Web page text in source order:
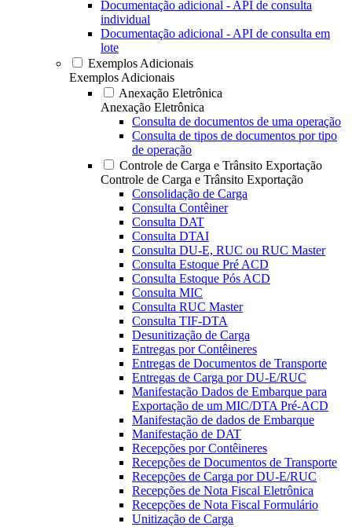
Documentação adicional - API de consulta
individual
Documentação adicional - API de consulta em
lote
Exemplos Adicionais
Exemplos Adicionais
Anexação Eletrônica
Anexação Eletrônica
Consulta de documentos de uma operação
Consulta de tipos de documentos por tipo
de operação
Controle de Carga e Trânsito Exportação
Controle de Carga e Trânsito Exportação
Consolidação de Carga
Consulta Contêiner
Consulta DAT
Consulta DTAI
Consulta DU-E, RUC ou RUC Master
Consulta Estoque Pré ACD
Consulta Estoque Pós ACD
Consulta MIC
Consulta RUC Master
Consulta TIF-DTA
Desunitização de Carga
Entregas por Contêineres
Entregas de Documentos de Transporte
Entregas de Carga por DU-E/RUC
Manifestação Dados de Embarque para
Exportação de um MIC/DTA Pré-ACD
Manifestação de dados de Embarque
Manifestação de DAT
Recepções por Contêineres
Recepções de Documentos de Transporte
Recepções de Carga por DU-E/RUC
Recepções de Nota Fiscal Eletrônica
Recepções de Nota Fiscal Formulário
Unitização de Carga